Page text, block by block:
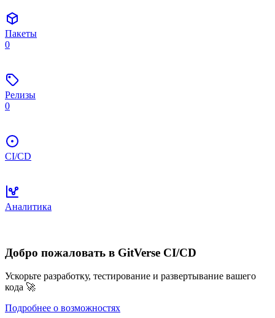
Пакеты
0
Релизы
0
CI/CD
Аналитика
Добро пожаловать в GitVerse CI/CD
Ускорьте разработку, тестирование и развертывание вашего
кода 🚀
Подробнее о возможностях